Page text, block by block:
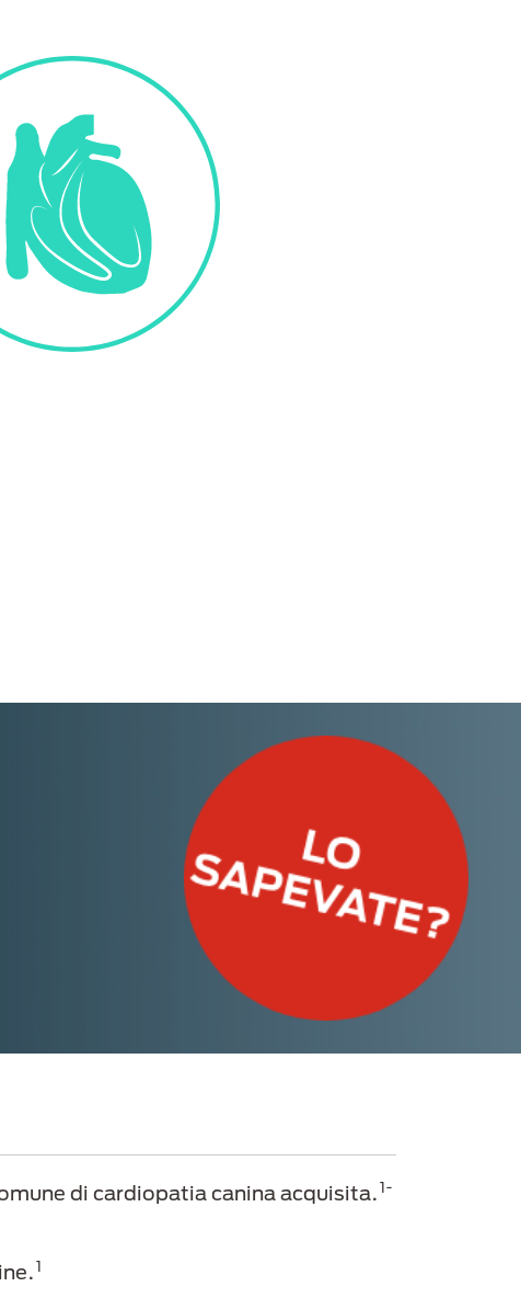
di cardiopatia canina acquisita.1-
1